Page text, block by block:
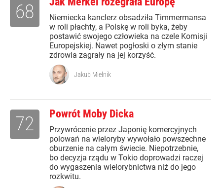
Niemiecka kanclerz obsadziła Timmermansa
w roli płachty, a Polskę w roli byka, żeby
postawić swojego człowieka na czele Komisji
Europejskiej. Nawet pogłoski o złym stanie
zdrowia zagrały na jej korzyść.
68
Jakub Mielnik
Powrót Moby Dicka
Przywrócenie przez Japonię komercyjnych
polowań na wieloryby wywołało powszechne
oburzenie na całym świecie. Niepotrzebnie,
bo decyzja rządu w Tokio doprowadzi raczej
do wygaszenia wielorybnictwa niż do jego
rozkwitu.
72